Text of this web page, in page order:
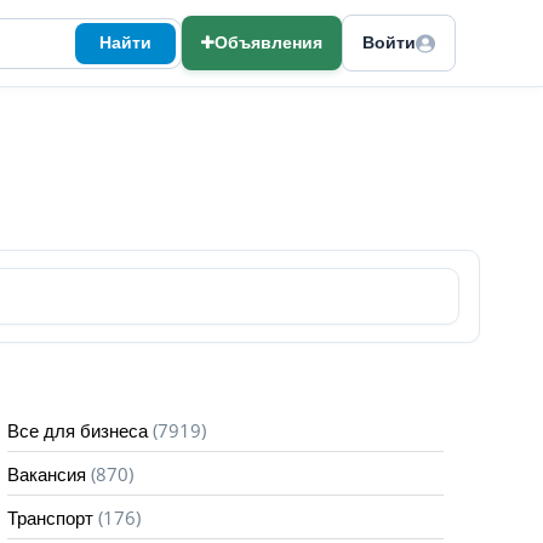
Найти Объявления Войти
Все для бизнеса (7919)
Вакансия (870)
Транспорт (176)